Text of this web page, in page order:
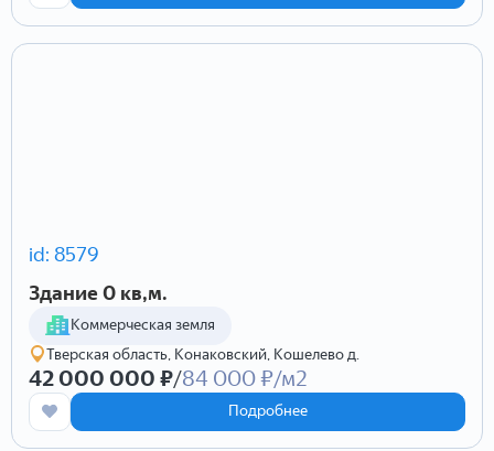
id: 8579
Здание 0 кв,м.
Коммерческая земля
Тверская область, Конаковский, Кошелево д.
Подробнее
42 000 000 ₽/84 000 ₽/м2